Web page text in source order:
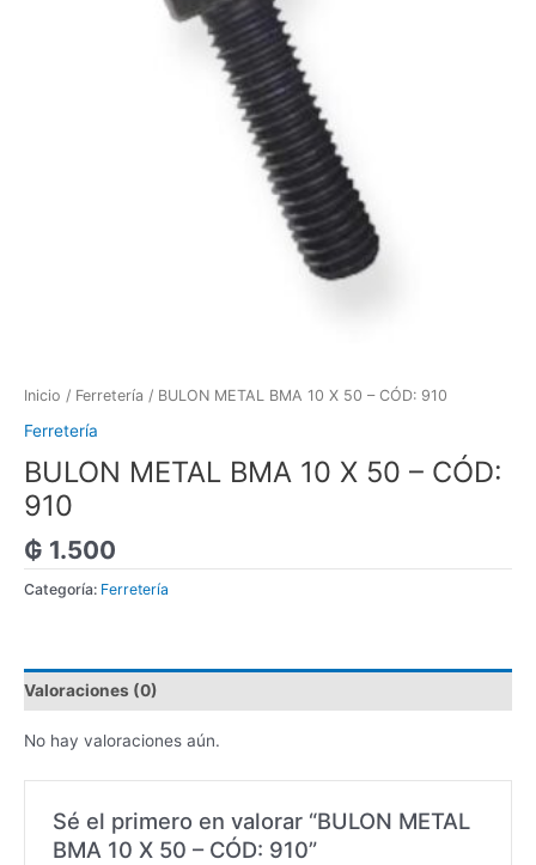
Inicio / Ferretería / BULON METAL BMA 10 X 50 – CÓD: 910
Ferretería
BULON METAL BMA 10 X 50 – CÓD:
910
₲ 1.500
Categoría: Ferretería
Valoraciones (0)
No hay valoraciones aún.
Sé el primero en valorar “BULON METAL
BMA 10 X 50 – CÓD: 910”